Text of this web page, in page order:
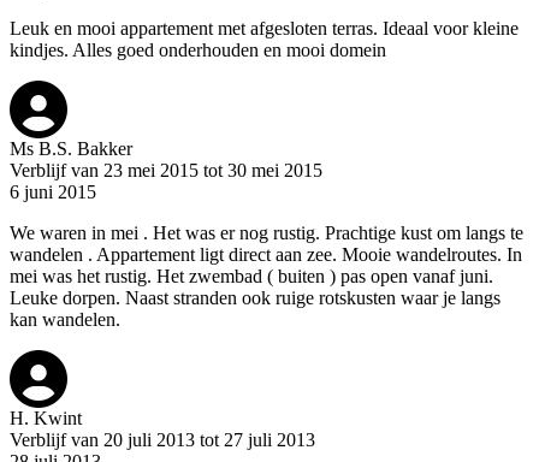
Leuk en mooi appartement met afgesloten terras. Ideaal voor kleine
kindjes. Alles goed onderhouden en mooi domein
Ms B.S. Bakker
Verblijf van 23 mei 2015 tot 30 mei 2015
6 juni 2015
We waren in mei . Het was er nog rustig. Prachtige kust om langs te
wandelen . Appartement ligt direct aan zee. Mooie wandelroutes. In
mei was het rustig. Het zwembad ( buiten ) pas open vanaf juni.
Leuke dorpen. Naast stranden ook ruige rotskusten waar je langs
kan wandelen.
H. Kwint
Verblijf van 20 juli 2013 tot 27 juli 2013